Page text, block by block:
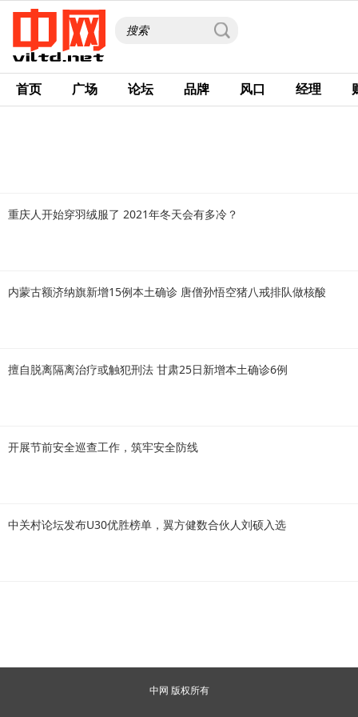
首页 广场 论坛 品牌 风口 经理
重庆人开始穿羽绒服了 2021年冬天会有多冷？
内蒙古额济纳旗新增15例本土确诊 唐僧孙悟空猪八戒排队做核酸
擅自脱离隔离治疗或触犯刑法 甘肃25日新增本土确诊6例
开展节前安全巡查工作，筑牢安全防线
中关村论坛发布U30优胜榜单，翼方健数合伙人刘硕入选
中网 版权所有